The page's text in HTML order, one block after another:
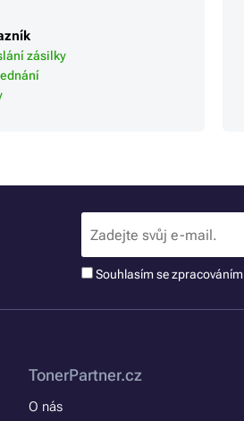
zásilky
Souhlasím se zpracováním
TonerPartner.cz
O nás